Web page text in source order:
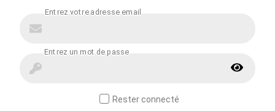
Rester connecté